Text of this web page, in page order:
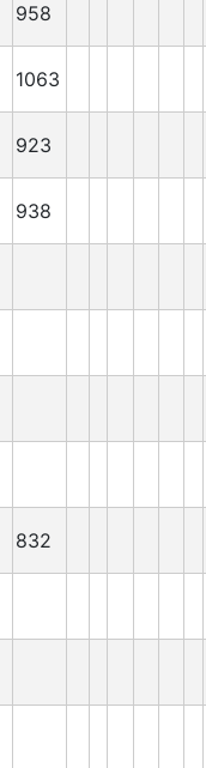
958
1063
923
938
832